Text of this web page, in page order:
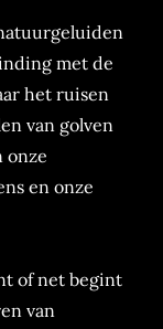
met de
het ruisen
van golven
onze
en onze
of net begint
van